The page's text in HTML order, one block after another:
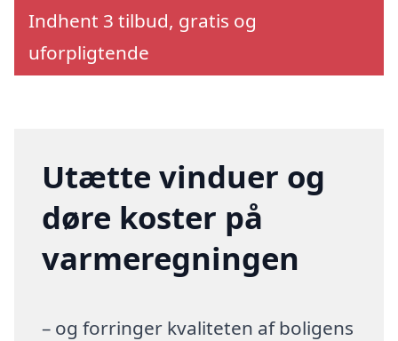
Indhent 3 tilbud, gratis og
uforpligtende
Utætte vinduer og
døre koster på
varmeregningen
– og forringer kvaliteten af boligens